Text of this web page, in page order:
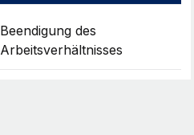
Beendigung des
Arbeitsverhältnisses